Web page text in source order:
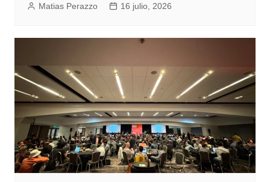
Matias Perazzo 16 julio, 2026